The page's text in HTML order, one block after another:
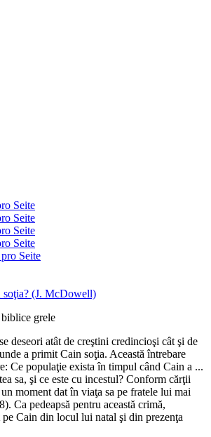
Seite
Seite
Seite
Seite
Seite
(J. McDowell)
grele
deseori atât de creştini credincioşi cât şi de
a primit Cain soţia. Această întrebare
Ce populaţie exista în timpul când Cain a ...
sa, şi ce este cu incestul? Conform cărţii
moment dat în viaţa sa pe fratele lui mai
Ca pedeapsă pentru această crimă,
Cain din locul lui natal şi din prezenţa